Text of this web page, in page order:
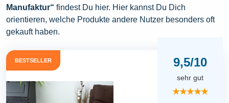
Manufaktur“ findest Du hier. Hier kannst Du Dich
orientieren, welche Produkte andere Nutzer besonders oft
gekauft haben.
BESTSELLER 9,5/10
sehr gut
★★★★★